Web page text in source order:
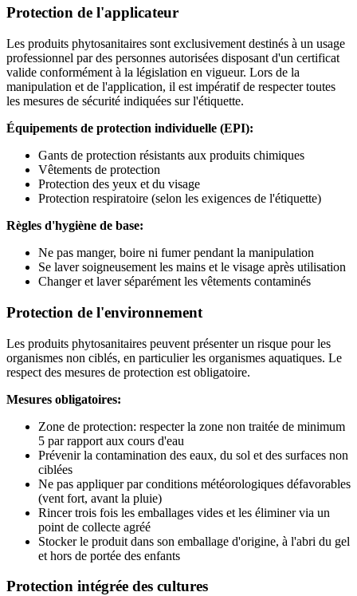
Protection de l'applicateur
Les produits phytosanitaires sont exclusivement destinés à un usage
professionnel par des personnes autorisées disposant d'un certificat
valide conformément à la législation en vigueur. Lors de la
manipulation et de l'application, il est impératif de respecter toutes
les mesures de sécurité indiquées sur l'étiquette.
Équipements de protection individuelle (EPI):
Gants de protection résistants aux produits chimiques
Vêtements de protection
Protection des yeux et du visage
Protection respiratoire (selon les exigences de l'étiquette)
Règles d'hygiène de base:
Ne pas manger, boire ni fumer pendant la manipulation
Se laver soigneusement les mains et le visage après utilisation
Changer et laver séparément les vêtements contaminés
Protection de l'environnement
Les produits phytosanitaires peuvent présenter un risque pour les
organismes non ciblés, en particulier les organismes aquatiques. Le
respect des mesures de protection est obligatoire.
Mesures obligatoires:
Zone de protection: respecter la zone non traitée de minimum
5 par rapport aux cours d'eau
Prévenir la contamination des eaux, du sol et des surfaces non
ciblées
Ne pas appliquer par conditions météorologiques défavorables
(vent fort, avant la pluie)
Rincer trois fois les emballages vides et les éliminer via un
point de collecte agréé
Stocker le produit dans son emballage d'origine, à l'abri du gel
et hors de portée des enfants
Protection intégrée des cultures